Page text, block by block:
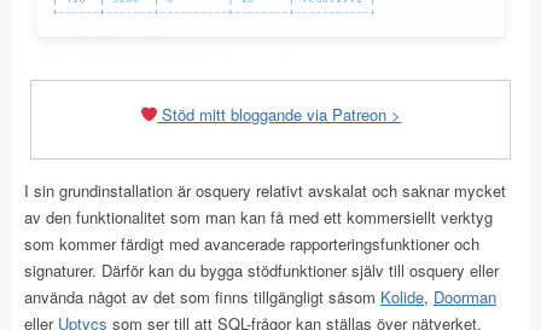
Stöd mitt bloggande via Patreon >
I sin grundinstallation är osquery relativt avskalat och saknar mycket
av den funktionalitet som man kan få med ett kommersiellt verktyg
som kommer färdigt med avancerade rapporteringsfunktioner och
signaturer. Därför kan du bygga stödfunktioner själv till osquery eller
använda något av det som finns tillgängligt såsom Kolide, Doorman
eller Uptycs som ser till att SQL-frågor kan ställas över nätverket.